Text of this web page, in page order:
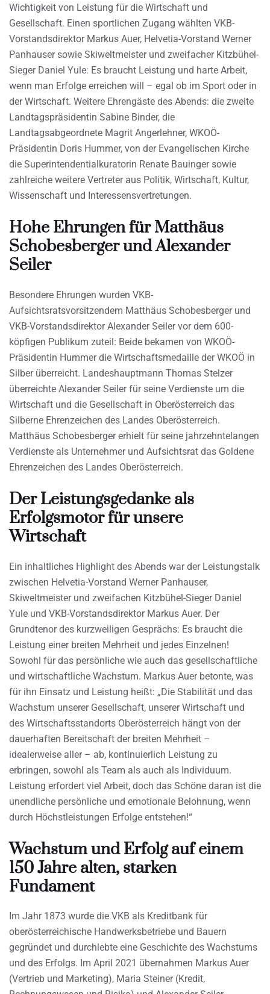
Wichtigkeit von Leistung für die Wirtschaft und
Gesellschaft. Einen sportlichen Zugang wählten VKB-
Vorstandsdirektor Markus Auer, Helvetia-Vorstand Werner
Panhauser sowie Skiweltmeister und zweifacher Kitzbühel-
Sieger Daniel Yule: Es braucht Leistung und harte Arbeit,
wenn man Erfolge erreichen will – egal ob im Sport oder in
der Wirtschaft. Weitere Ehrengäste des Abends: die zweite
Landtagspräsidentin Sabine Binder, die
Landtagsabgeordnete Magrit Angerlehner, WKOÖ-
Präsidentin Doris Hummer, von der Evangelischen Kirche
die Superintendentialkuratorin Renate Bauinger sowie
zahlreiche weitere Vertreter aus Politik, Wirtschaft, Kultur,
Wissenschaft und Interessensvertretungen.
Hohe Ehrungen für Matthäus
Schobesberger und Alexander
Seiler
Besondere Ehrungen wurden VKB-
Aufsichtsratsvorsitzendem Matthäus Schobesberger und
VKB-Vorstandsdirektor Alexander Seiler vor dem 600-
köpfigen Publikum zuteil: Beide bekamen von WKOÖ-
Präsidentin Hummer die Wirtschaftsmedaille der WKOÖ in
Silber überreicht. Landeshauptmann Thomas Stelzer
überreichte Alexander Seiler für seine Verdienste um die
Wirtschaft und die Gesellschaft in Oberösterreich das
Silberne Ehrenzeichen des Landes Oberösterreich.
Matthäus Schobesberger erhielt für seine jahrzehntelangen
Verdienste als Unternehmer und Aufsichtsrat das Goldene
Ehrenzeichen des Landes Oberösterreich.
Der Leistungsgedanke als
Erfolgsmotor für unsere
Wirtschaft
Ein inhaltliches Highlight des Abends war der Leistungstalk
zwischen Helvetia-Vorstand Werner Panhauser,
Skiweltmeister und zweifachen Kitzbühel-Sieger Daniel
Yule und VKB-Vorstandsdirektor Markus Auer. Der
Grundtenor des kurzweiligen Gesprächs: Es braucht die
Leistung einer breiten Mehrheit und jedes Einzelnen!
Sowohl für das persönliche wie auch das gesellschaftliche
und wirtschaftliche Wachstum. Markus Auer betonte, was
für ihn Einsatz und Leistung heißt: „Die Stabilität und das
Wachstum unserer Gesellschaft, unserer Wirtschaft und
des Wirtschaftsstandorts Oberösterreich hängt von der
dauerhaften Bereitschaft der breiten Mehrheit –
idealerweise aller – ab, kontinuierlich Leistung zu
erbringen, sowohl als Team als auch als Individuum.
Leistung erfordert viel Arbeit, doch das Schöne daran ist die
unendliche persönliche und emotionale Belohnung, wenn
durch Höchstleistungen Erfolge entstehen!“
Wachstum und Erfolg auf einem
150 Jahre alten, starken
Fundament
Im Jahr 1873 wurde die VKB als Kreditbank für
oberösterreichische Handwerksbetriebe und Bauern
gegründet und durchlebte eine Geschichte des Wachstums
und des Erfolgs. Im April 2021 übernahmen Markus Auer
(Vertrieb und Marketing), Maria Steiner (Kredit,